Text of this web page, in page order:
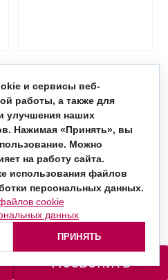
Позвонить
МКТУ?
и сервисы веб-
работы, а также для
улучшения наших
Нажимая «Принять», вы
Можно
на работу сайта.
использования файлов
персональных данных.
cookie
данных
ПРИНЯТЬ